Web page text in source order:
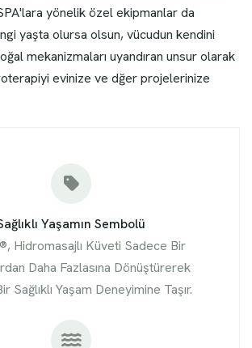
yönelik özel ekipmanlar da
yaşta olursa olsun, vücudun kendini
mekanizmaları uyandıran unsur olarak
evinize ve dğer projelerinize
Yaşamın Sembolü
Hidromasajlı Küveti Sadece Bir
Daha Fazlasına Dönüştürerek
Sağlıklı Yaşam Deneyimine Taşır.